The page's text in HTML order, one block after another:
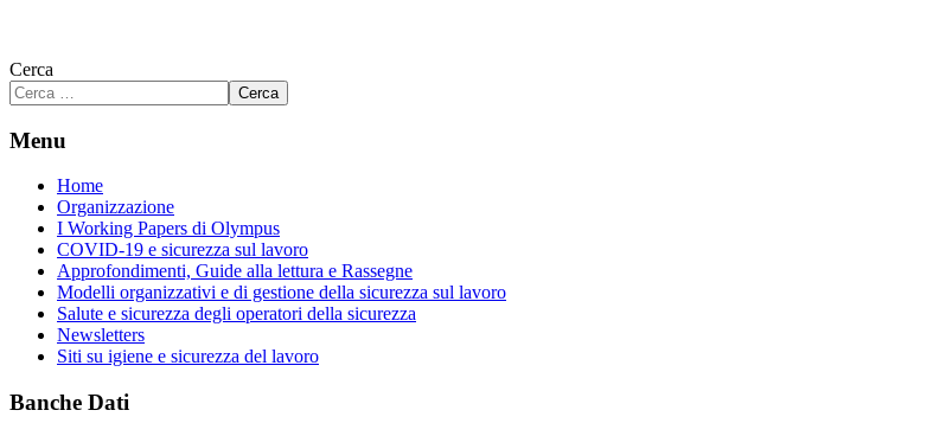
Cerca
Cerca
Menu
Home
Organizzazione
I Working Papers di Olympus
COVID-19 e sicurezza sul lavoro
Approfondimenti, Guide alla lettura e Rassegne
Modelli organizzativi e di gestione della sicurezza sul lavoro
Salute e sicurezza degli operatori della sicurezza
Newsletters
Siti su igiene e sicurezza del lavoro
Banche Dati